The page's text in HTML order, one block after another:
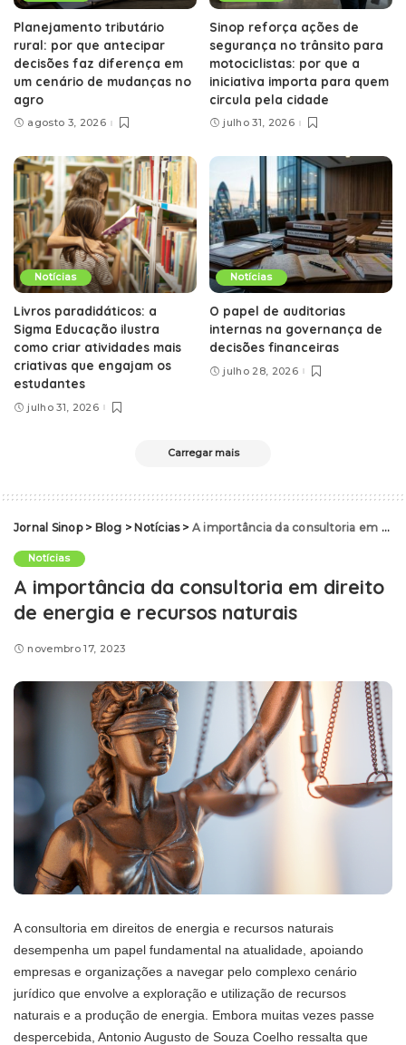
Planejamento tributário
rural: por que antecipar
decisões faz diferença em
um cenário de mudanças no
agro
agosto 3, 2026
Sinop reforça ações de
segurança no trânsito para
motociclistas: por que a
iniciativa importa para quem
circula pela cidade
julho 31, 2026
Notícias
Livros paradidáticos: a
Sigma Educação ilustra
como criar atividades mais
criativas que engajam os
estudantes
julho 31, 2026
Notícias
O papel de auditorias
internas na governança de
decisões financeiras
julho 28, 2026
Carregar mais
Jornal Sinop> Blog > Notícias> A importância da consultoria em direito de energia e recursos naturais
Notícias
A importância da consultoria em direito
de energia e recursos naturais
novembro 17, 2023
A consultoria em direitos de energia e recursos naturais
desempenha um papel fundamental na atualidade, apoiando
empresas e organizações a navegar pelo complexo cenário
jurídico que envolve a exploração e utilização de recursos
naturais e a produção de energia. Embora muitas vezes passe
despercebida, Antonio Augusto de Souza Coelho ressalta que